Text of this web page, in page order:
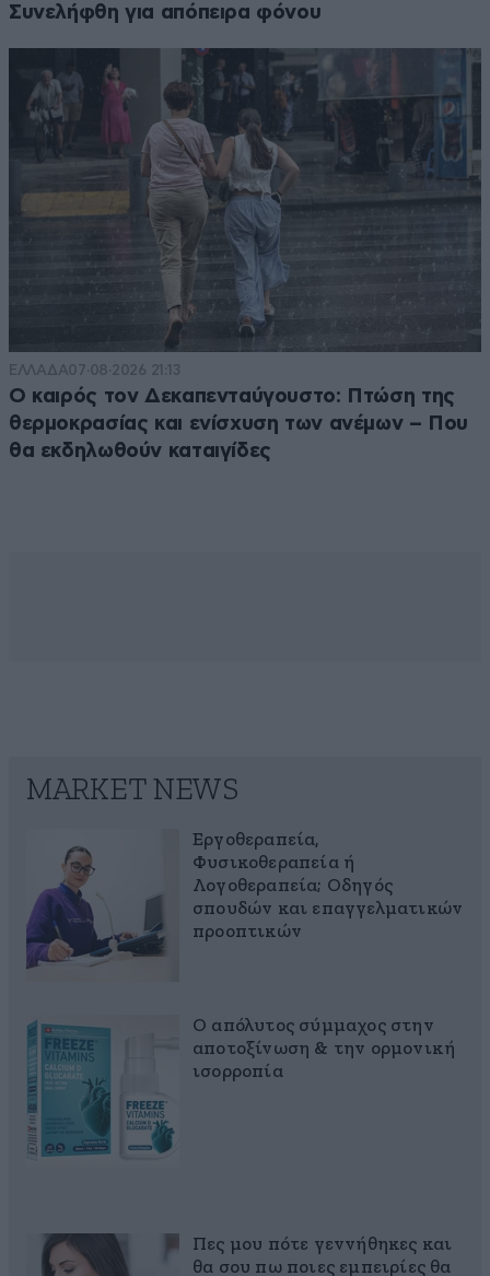
Συνελήφθη για απόπειρα φόνου
ΕΛΛΑΔΑ07·08·2026 21:13
Ο καιρός τον Δεκαπενταύγουστο: Πτώση της
θερμοκρασίας και ενίσχυση των ανέμων – Που
θα εκδηλωθούν καταιγίδες
MARKET NEWS
Εργοθεραπεία,
Φυσικοθεραπεία ή
Λογοθεραπεία; Οδηγός
σπουδών και επαγγελματικών
προοπτικών
Ο απόλυτος σύμμαχος στην
αποτοξίνωση & την ορμονική
ισορροπία
Πες μου πότε γεννήθηκες και
θα σου πω ποιες εμπειρίες θα